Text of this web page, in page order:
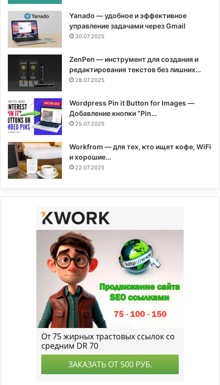
Yanado — удобное и эффективное
управление задачами через Gmail
30.07.2025
ZenPen — инструмент для создания и
редактирования текстов без лишних…
28.07.2025
Wordpress Pin it Button for Images —
Добавление кнопки “Pin…
25.07.2025
Workfrom — для тех, кто ищет кофе, WiFi
и хорошие…
22.07.2025